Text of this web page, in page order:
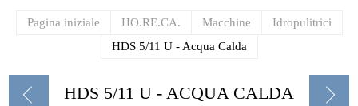
Pagina iniziale HO.RE.CA. Macchine
Idropulitrici
HDS 5/11 U - Acqua Calda
HDS 5/11 U - ACQUA CALDA